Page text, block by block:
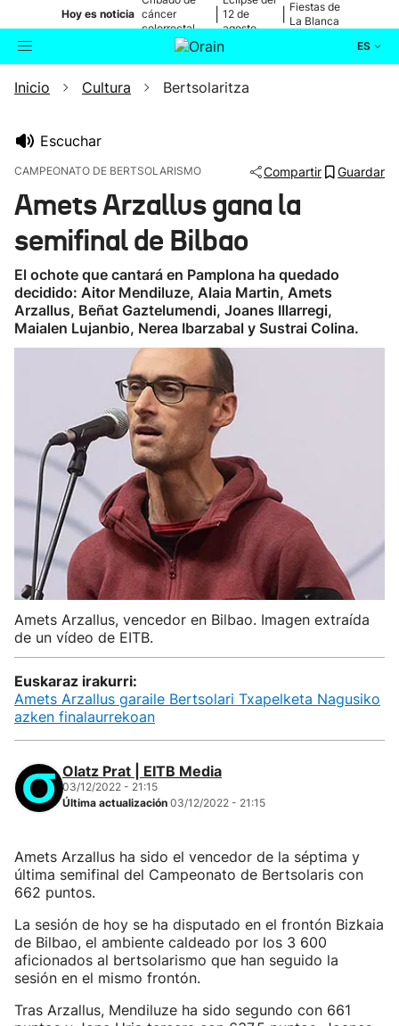
Hoy es noticia cáncer
colorrectal
12 de
agosto
Fiestas de
La Blanca
ES
Buscador Actualidad
Ikusmiran
Eguraldia
Inicio Cultura Bertsolaritza
Escuchar
CAMPEONATO DE BERTSOLARISMO Compartir Guardar
Amets Arzallus gana la
semifinal de Bilbao
El ochote que cantará en Pamplona ha quedado
decidido: Aitor Mendiluze, Alaia Martin, Amets
Arzallus, Beñat Gaztelumendi, Joanes Illarregi,
Maialen Lujanbio, Nerea Ibarzabal y Sustrai Colina.
Amets Arzallus, vencedor en Bilbao. Imagen extraída
de un vídeo de EITB.
Euskaraz irakurri:
Amets Arzallus garaile Bertsolari Txapelketa Nagusiko
azken finalaurrekoan
Olatz Prat | EITB Media
03/12/2022 - 21:15
Última actualización 03/12/2022 - 21:15
Amets Arzallus ha sido el vencedor de la séptima y
última semifinal del Campeonato de Bertsolaris con
662 puntos.
La sesión de hoy se ha disputado en el frontón Bizkaia
de Bilbao, el ambiente caldeado por los 3 600
aficionados al bertsolarismo que han seguido la
sesión en el mismo frontón.
Tras Arzallus, Mendiluze ha sido segundo con 661